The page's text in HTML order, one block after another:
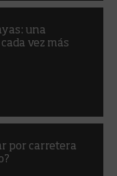
una
vez más
por carretera